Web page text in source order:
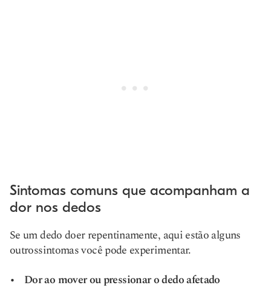
Sintomas comuns que acompanham a
dor nos dedos
Se um dedo doer repentinamente, aqui estão alguns
outrossintomasvocê pode experimentar.
Dor ao mover ou pressionar o dedo afetado